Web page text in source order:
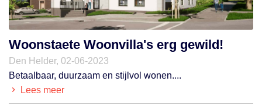
Woonstaete Woonvilla's erg gewild!
Den Helder, 02-06-2023
Betaalbaar, duurzaam en stijlvol wonen....
Lees meer